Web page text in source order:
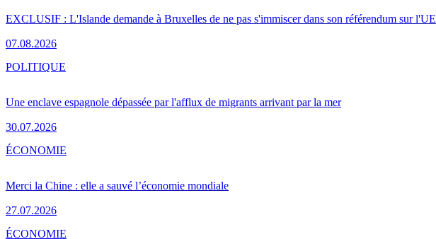
EXCLUSIF : L'Islande demande à Bruxelles de ne pas s'immiscer dans son référendum sur l'UE
07.08.2026
Une enclave espagnole dépassée par l'afflux de migrants arrivant par la mer
30.07.2026
POLITIQUE
Merci la Chine : elle a sauvé l’économie mondiale
27.07.2026
ÉCONOMIE
ÉCONOMIE